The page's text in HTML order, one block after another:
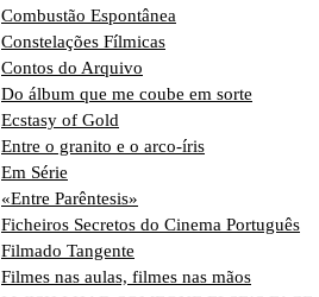
Combustão Espontânea
Constelações Fílmicas
Contos do Arquivo
Do álbum que me coube em sorte
Ecstasy of Gold
Entre o granito e o arco-íris
Em Série
«Entre Parêntesis»
Ficheiros Secretos do Cinema Português
Filmado Tangente
Filmes nas aulas, filmes nas mãos